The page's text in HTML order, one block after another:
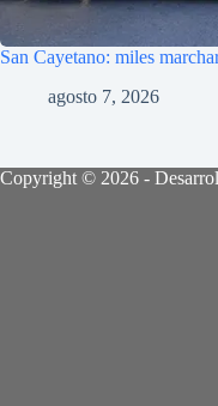
San Cayetano: miles
agosto 7, 2026
Copyright © 2026 -